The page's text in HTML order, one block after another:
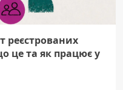
реєстрованих
це та як працює у